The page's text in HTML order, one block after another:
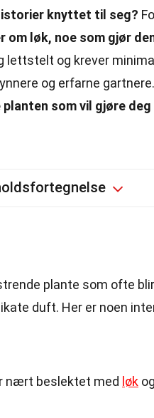
knyttet til seg?
om løk, noe som gjør
lettstelt og krever
og erfarne gartnere.
som vil gjøre
plante som ofte
duft. Her er noen
nært beslektet med løk